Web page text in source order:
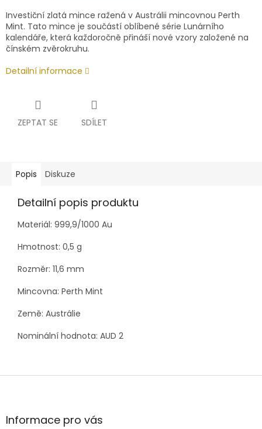
Investiční zlatá mince ražená v Austrálii mincovnou Perth
Mint. Tato mince je součástí oblíbené série Lunárního
kalendáře, která každoročně přináší nové vzory založené na
čínském zvěrokruhu.
Detailní informace
ZEPTAT SE SDÍLET
Popis Diskuze
Detailní popis produktu
Materiál: 999,9/1000 Au
Hmotnost: 0,5 g
Rozměr: 11,6 mm
Mincovna: Perth Mint
Země: Austrálie
Nominální hodnota: AUD 2
Z
aInformace pro vás